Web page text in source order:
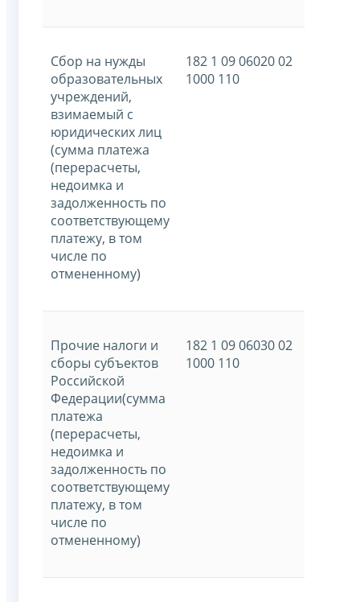
Сбор на нужды
образовательных
учреждений,
взимаемый с
юридических лиц
(сумма платежа
(перерасчеты,
недоимка и
задолженность по
соответствующему
платежу, в том
числе по
отмененному)
182 1 09 06020 02
1000 110
Прочие налоги и
сборы субъектов
Российской
Федерации(сумма
платежа
(перерасчеты,
недоимка и
задолженность по
соответствующему
платежу, в том
числе по
отмененному)
182 1 09 06030 02
1000 110